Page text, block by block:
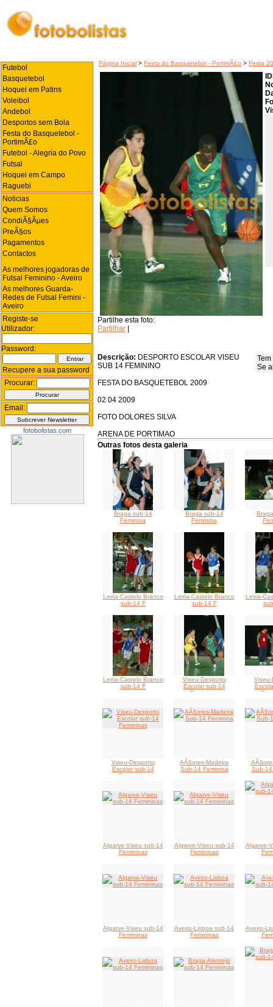
Página Inicial > Festa do Basquetebol - PortimÃ£o > Festa
Partilhe esta foto:
Partilhar
Descrição: DESPORTO ESCOLAR VISEU
SUB 14 FEMININO
FESTA DO BASQUETEBOL 2009
02 04 2009
FOTO DOLORES SILVA
ARENA DE PORTIMAO
Se
Outras fotos desta galeria
Braga sub-14
Feminina
Braga sub-14
Feminina
Leiria-Castelo Branco
sub-14 F
Leiria-Castelo Branco
sub-14 F
Leiria-
Leiria-Castelo Branco
sub-14 F
Viseu-Desporto
Escolar sub-14
Femininas
Viseu-
Viseu-Desporto
Escolar sub-14
Femininas
AÃ§ores-Madeira
Sub-14 Feminina
Sub-
Algarve-Viseu sub-14
Femininas
Algarve-Viseu sub-14
Femininas
Algarve-
Algarve-Viseu sub-14
Femininas
Aveiro-Lisboa sub-14
Femininas
Aveiro-
Futebol
Basquetebol
Hoquei em Patins
Voleibol
Andebol
Desportos sem Bola
Festa do Basquetebol -
PortimÃ£o
Futebol - Alegria do Povo
Futsal
Hoquei em Campo
Raguebi
Noticias
Quem Somos
CondiÃ§Ãµes
PreÃ§os
Pagamentos
Contactos
As melhores jogadoras de
Futsal Feminino - Aveiro
As melhores Guarda-
Redes de Futsal Femini -
Aveiro
Registe-se
Utilizador:
Password:
Recupere a sua password
Procurar:
Email:
fotobolistas.com